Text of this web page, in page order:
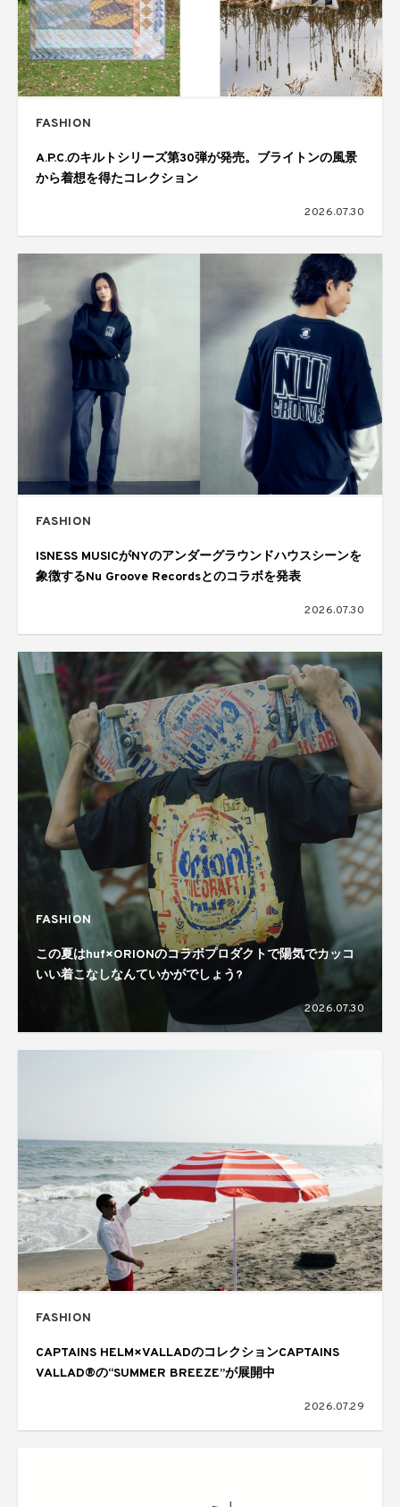
FASHION
A.P.C.のキルトシリーズ第30弾が発売。ブライトンの風景
から着想を得たコレクション
2026.07.30
FASHION
ISNESS MUSICがNYのアンダーグラウンドハウスシーンを
象徴するNu Groove Recordsとのコラボを発表
2026.07.30
FASHION
この夏はhuf×ORIONのコラボプロダクトで陽気でカッコ
いい着こなしなんていかがでしょう?
2026.07.30
FASHION
CAPTAINS HELM×VALLADのコレクションCAPTAINS
VALLAD®の“SUMMER BREEZE”が展開中
2026.07.29